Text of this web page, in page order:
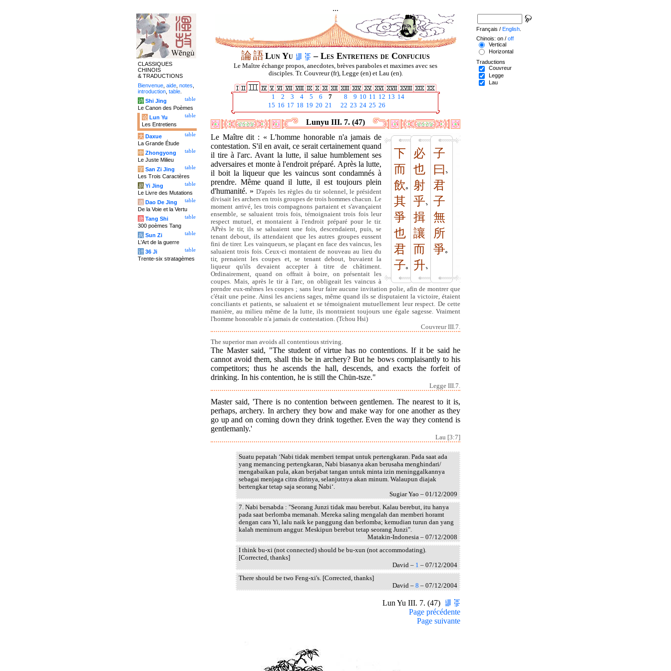
...
論語Lun Yu – Les Entretiens de Confucius
Le Maître échange propos, anecdotes, brèves paraboles et maximes avec ses
disciples. Tr. Couvreur (fr), Legge (en) et Lau (en).
1 2 3 4 5 6 7 8 9 10 11 12 13 14
15 16 17 18 19 20 21 22 23 24 25 26
Lunyu III. 7. (47)
下
而
飲
其
爭
也
君
子
必
也
射
乎
揖
讓
而
升
子
曰
君
子
無
所
爭
Le Maître dit : « L'homme honorable n'a jamais de
contestation. S'il en avait, ce serait certainement quand
il tire à l'arc. Avant la lutte, il salue humblement ses
adversaires et monte à l'endroit préparé. Après la lutte,
il boit la liqueur que les vaincus sont condamnés à
prendre. Même quand il lutte, il est toujours plein
d'humanité. »D'après les règles du tir solennel, le président
divisait les archers en trois groupes de trois hommes chacun. Le
moment arrivé, les trois compagnons partaient et s'avançaient
ensemble, se saluaient trois fois, témoignaient trois fois leur
respect mutuel, et montaient à l'endroit préparé pour le tir.
APrès le tir, ils se saluaient une fois, descendaient, puis, se
tenant debout, ils attendaient que les autres groupes eussent
fini de tirer. Les vainqueurs, se plaçant en face des vaincus, les
saluaient trois fois. Ceux-ci montaient de nouveau au lieu du
tir, prenaient les coupes et, se tenant debout, buvaient la
liqueur qu'ils devaient accepter à titre de châtiment.
Ordinairement, quand on offrait à boire, on présentait les
coupes. Mais, après le tir à l'arc, on obligeait les vaincus à
prendre eux-mêmes les coupes ; sans leur faire aucune invitation polie, afin de montrer que
c'était une peine. Ainsi les anciens sages, même quand ils se disputaient la victoire, étaient
conciliants et patients, se saluaient et se témoignaient mutuellement leur respect. De cette
manière, au milieu même de la lutte, ils montraient toujours une égale sagesse. Vraiment
l'homme honorable n'a jamais de contestation. (Tchou Hsi)
Couvreur III.7.
The superior man avoids all contentious striving.
The Master said, "The student of virtue has no contentions. If it be said he
cannot avoid them, shall this be in archery? But he bows complaisantly to his
competitors; thus he ascends the hall, descends, and exacts the forfeit of
drinking. In his contention, he is still the Chün-tsze."
Legge III.7.
Master said, 'There is no contention between gentlemen. The nearest to it is,
perhaps, archery. In archery they bow and make way for one another as they
go up and on coming down they drink together. Even the way they contend is
gentlemanly.'
Lau [3:7]
Suatu pepatah ‘Nabi tidak memberi tempat untuk pertengkaran. Pada saat ada
yang memancing pertengkaran, Nabi biasanya akan berusaha menghindari/
mengabaikan pula, akan berjabat tangan untuk minta izin meninggalkannya
sebagai menjaga citra dirinya, selanjutnya akan minum. Walaupun diajak
bertengkar tetap saja seorang Nabi‘.
Sugiar Yao – 01/12/2009
7. Nabi bersabda : "Seorang Junzi tidak mau berebut. Kalau berebut, itu hanya
pada saat berlomba memanah. Mereka saling mengalah dan memberi horamt
dengan cara Yi, lalu naik ke panggung dan berlomba; kemudian turun dan yang
kalah meminum anggur. Meskipun berebut tetap seorang Junzi".
Matakin-Indonesia – 07/12/2008
I think bu-xi (not connected) should be bu-xun (not accommodating).
[Corrected, thanks]
David – 1 – 07/12/2004
There should be two Feng-xi's. [Corrected, thanks]
David – 8 – 07/12/2004
Lun Yu III. 7. (47)
Page précédente
Page suivante
CLASSIQUES
CHINOIS
& TRADUCTIONS
Bienvenue aide notes
introduction table
table
诗 Shi Jing
Le Canon des Poèmes
table
论 Lun Yu
Les Entretiens
table
大 Daxue
La Grande Étude
table
中 Zhongyong
Le Juste Milieu
table
字 San Zi Jing
Les Trois Caractères
table
易 Yi Jing
Le Livre des Mutations
table
道 Dao De Jing
De la Voie et la Vertu
table
唐 Tang Shi
300 poèmes Tang
table
兵 Sun Zi
L'Art de la guerre
table
计 36 Ji
Trente-six stratagèmes
Français / English
Chinois: on / off
Vertical
Horizontal
Traductions
Couvreur
Legge
Lau